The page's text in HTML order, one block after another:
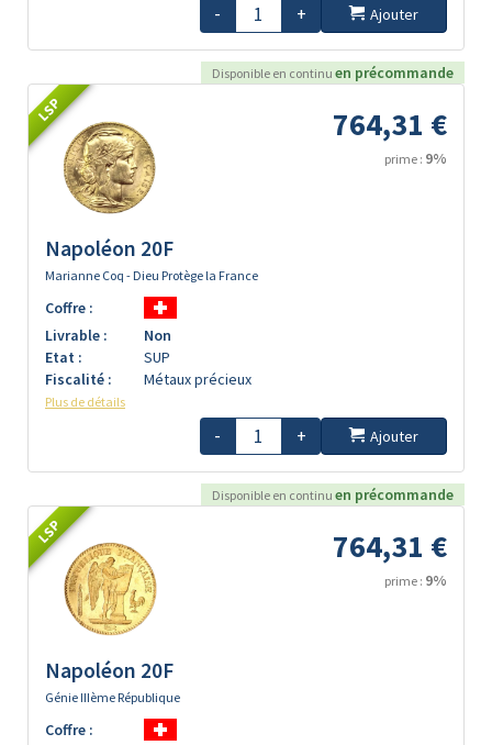
- + Ajouter
Disponible en continu en précommande
LSP 764,31 €
prime : 9%
Napoléon 20F
Marianne Coq - Dieu Protège la France
Coffre :
Livrable :
Non
Etat :
SUP
Fiscalité :
Métaux précieux
Plus de détails
- + Ajouter
Disponible en continu en précommande
LSP 764,31 €
prime : 9%
Napoléon 20F
Génie IIIème République
Coffre :